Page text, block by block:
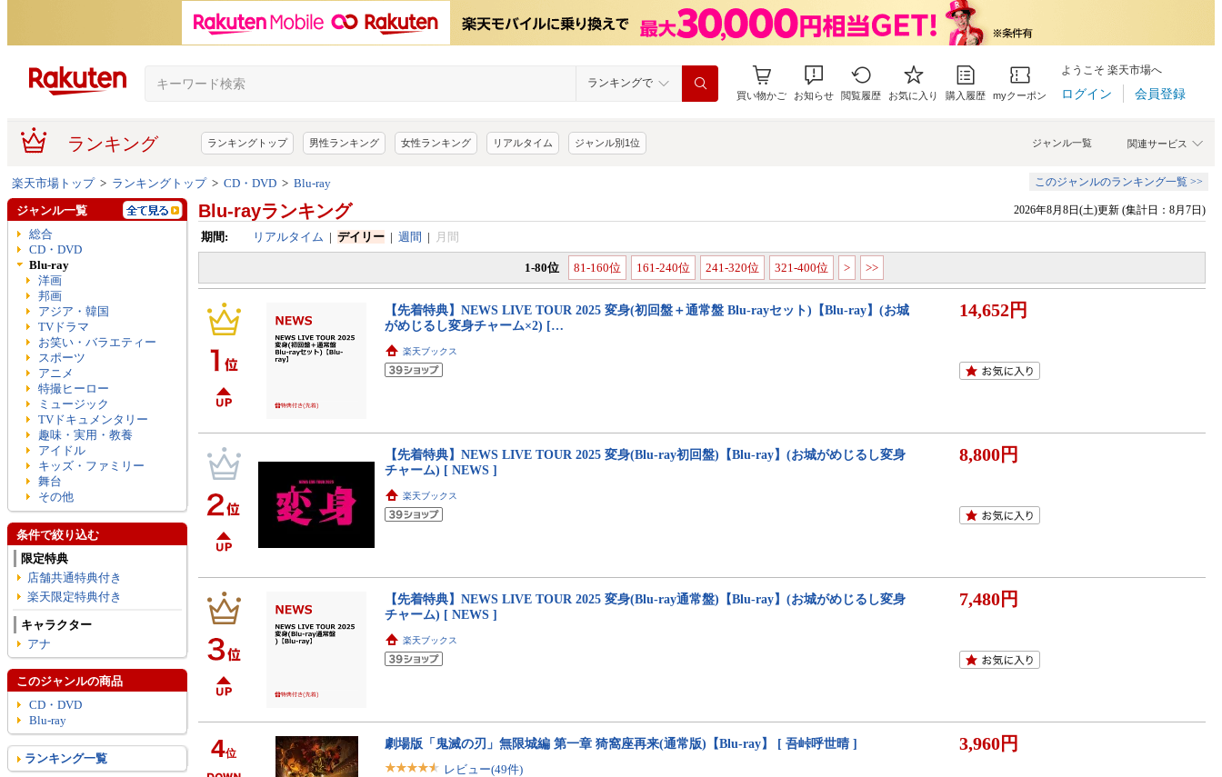
ランキングで
買い物かご お知らせ 閲覧履歴 お気に入り 購入履歴 myクーポン
ようこそ 楽天市場へ
ログイン 会員登録
ランキング 関連サービス
ジャンル一覧
ランキングトップ 男性ランキング 女性ランキング リアルタイム ジャンル別1位
楽天市場トップ> ランキングトップ> CD・DVD > Blu-ray このジャンルのランキング一覧 >>
Blu-rayランキング 2026年8月8日(土)更新 (集計日：8月7日)
期間: リアルタイム | デイリー| 週間 | 月間
1-80位 81-160位 161-240位 241-320位 321-400位 > >>
【先着特典】NEWS LIVE TOUR 2025 変身(初回盤＋通常盤 Blu-rayセット)【Blu-ray】(お城
がめじるし変身チャーム×2) […
楽天ブックス
14,652円
【先着特典】NEWS LIVE TOUR 2025 変身(Blu-ray初回盤)【Blu-ray】(お城がめじるし変身
チャーム) [ NEWS ]
楽天ブックス
8,800円
【先着特典】NEWS LIVE TOUR 2025 変身(Blu-ray通常盤)【Blu-ray】(お城がめじるし変身
チャーム) [ NEWS ]
楽天ブックス
7,480円
4位
劇場版「鬼滅の刃」無限城編 第一章 猗窩座再来(通常版)【Blu-ray】 [ 吾峠呼世晴 ]
レビュー(49件)
3,960円
ジャンル一覧
総合
CD・DVD
Blu-ray
洋画
邦画
アジア・韓国
TVドラマ
お笑い・バラエティー
スポーツ
アニメ
特撮ヒーロー
ミュージック
TVドキュメンタリー
趣味・実用・教養
アイドル
キッズ・ファミリー
舞台
その他
条件で絞り込む
限定特典
店舗共通特典付き
楽天限定特典付き
キャラクター
アナ
このジャンルの商品
CD・DVD
Blu-ray
ランキング一覧